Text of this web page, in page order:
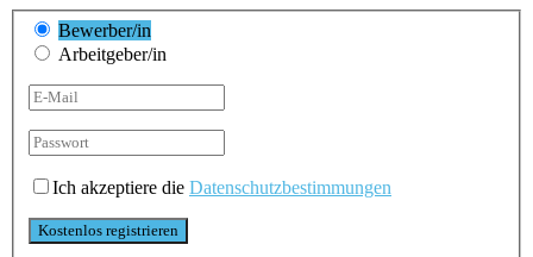
Bewerber/in
Arbeitgeber/in
Ich akzeptiere die Datenschutzbestimmungen